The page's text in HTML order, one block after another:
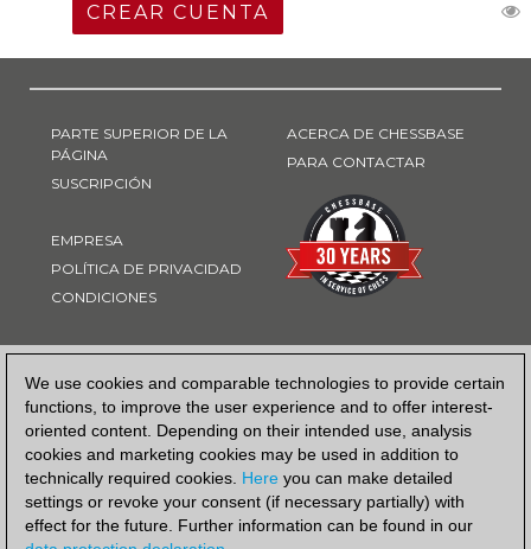
We use cookies and comparable technologies to provide certain
functions, to improve the user experience and to offer interest-
oriented content. Depending on their intended use, analysis
cookies and marketing cookies may be used in addition to
technically required cookies. Here you can make detailed
settings or revoke your consent (if necessary partially) with
effect for the future. Further information can be found in our
CREAR CUENTA
PARTE SUPERIOR DE LA
PÁGINA
SUSCRIPCIÓN
EMPRESA
POLÍTICA DE PRIVACIDAD
CONDICIONES
ACERCA DE CHESSBASE
PARA CONTACTAR
FORMA DE PAGO